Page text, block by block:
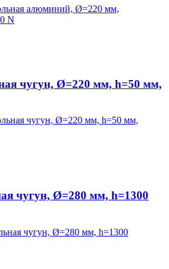
чугун, Ø=220 мм, h=50 мм,
чугун, Ø=280 мм, h=1300